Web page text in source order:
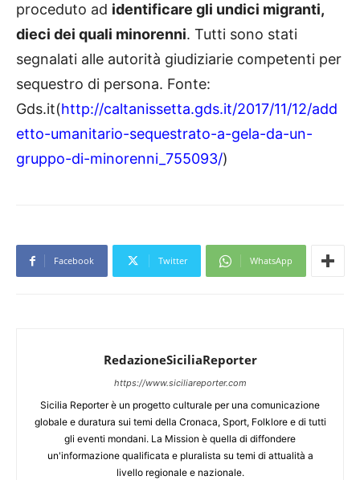
proceduto ad identificare gli undici migranti,
dieci dei quali minorenni. Tutti sono stati
segnalati alle autorità giudiziarie competenti per
sequestro di persona. Fonte:
Gds.it(http://caltanissetta.gds.it/2017/11/12/add
etto-umanitario-sequestrato-a-gela-da-un-
gruppo-di-minorenni_755093/)
Facebook Twitter WhatsApp
RedazioneSiciliaReporter
https://www.siciliareporter.com
Sicilia Reporter è un progetto culturale per una comunicazione
globale e duratura sui temi della Cronaca, Sport, Folklore e di tutti
gli eventi mondani. La Mission è quella di diffondere
un'informazione qualificata e pluralista su temi di attualità a
livello regionale e nazionale.